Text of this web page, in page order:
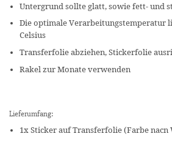
Untergrund sollte glatt, sowie fett- und
Die optimale Verarbeitungstemperatur
Celsius
Transferfolie abziehen, Stickerfolie
Rakel zur Monate verwenden
Lieferumfang:
1x Sticker auf Transferfolie (Farbe nacn